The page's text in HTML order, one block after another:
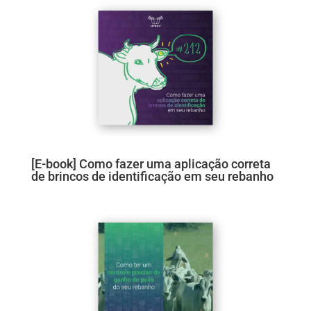
[E-book] Como fazer uma aplicação correta
de brincos de identificação em seu rebanho